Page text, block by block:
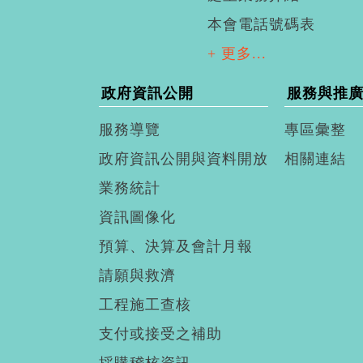
本會電話號碼表
+ 更多...
政府資訊公開
服務導覽
政府資訊公開與資料開放
業務統計
資訊圖像化
預算、決算及會計月報
請願與救濟
工程施工查核
支付或接受之補助
服務與推廣
專區彙整
相關連結